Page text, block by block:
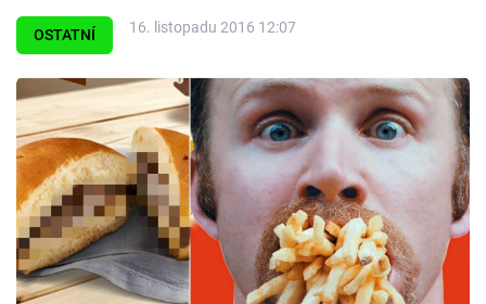
Témata
Seriály
Hry
Cool Esport
OSTATNÍ 16. listopadu 2016 12:07